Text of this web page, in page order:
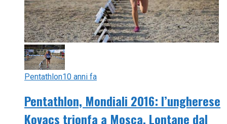
Pentathlon10 anni fa
Pentathlon, Mondiali 2016: l’ungherese
Kovacs trionfa a Mosca. Lontane dal